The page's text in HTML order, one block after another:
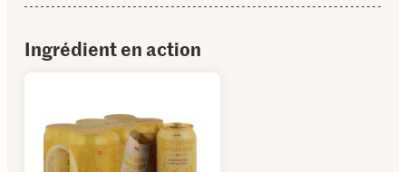
Ingrédient en action